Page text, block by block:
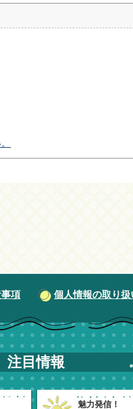
項 個人情報の取り扱
注目情報
魅力発信！